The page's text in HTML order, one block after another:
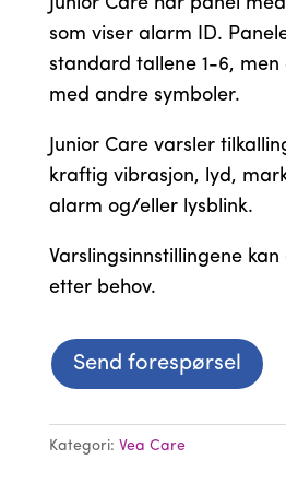
som viser alarm ID.
standard tallene 1-6,
med andre symboler.
Junior Care varsler
kraftig vibrasjon, lyd,
alarm og/eller lysblink.
Varslingsinnstillingene
etter behov.
Send forespørsel
Kategori: Vea Care